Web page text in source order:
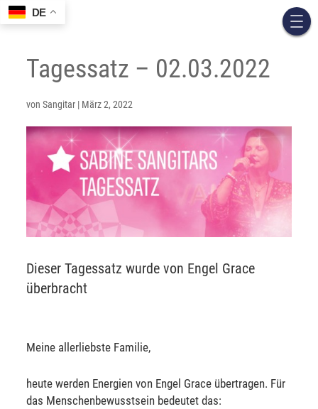
Tagessatz – 02.03.2022
vonSangitar | März 2, 2022
Dieser Tagessatz wurde von Engel Grace
überbracht
Meine allerliebste Familie,
heute werden Energien von Engel Grace übertragen. Für
das Menschenbewusstsein bedeutet das:
DE